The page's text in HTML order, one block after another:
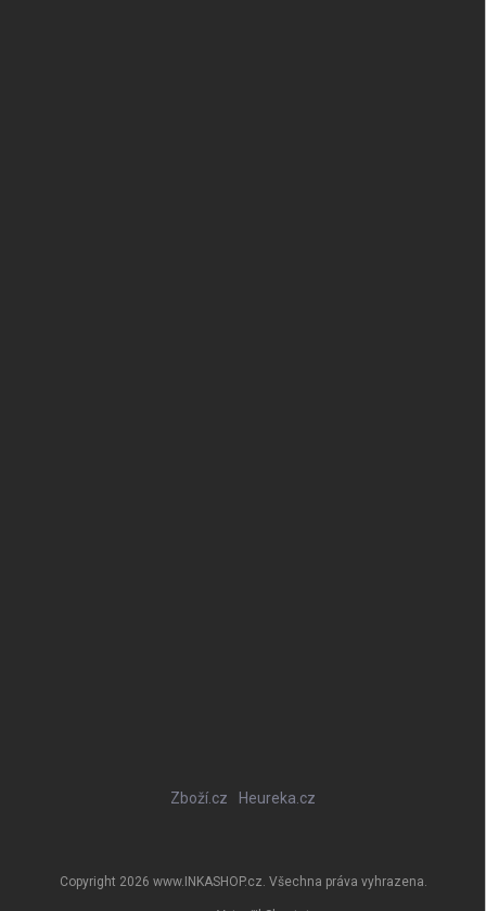
Zboží.cz Heureka.cz
Copyright 2026 www.INKASHOP.cz. Všechna práva vyhrazena.